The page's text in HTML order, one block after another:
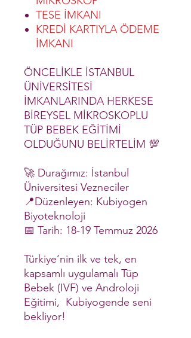
TESE İMKANI
KREDİ KARTIYLA ÖDEME
İMKANI
ÖNCELİKLE İSTANBUL
ÜNİVERSİTESİ
İMKANLARINDA HERKESE
BİREYSEL MİKROSKOPLU
TÜP BEBEK EĞİTİMİ
OLDUĞUNU BELİRTELİM 💯
🚀 Durağımız: İstanbul
Üniversitesi Vezneciler
📍Düzenleyen: Kubiyogen
Biyoteknoloji
📅 Tarih: 18-19 Temmuz 2026
Türkiye’nin ilk ve tek, en
kapsamlı uygulamalı Tüp
Bebek (IVF) ve Androloji
Eğitimi, Kubiyogende seni
bekliyor!